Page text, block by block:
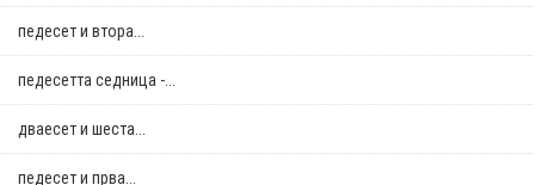
педесет и втора...
педесетта седница -...
дваесет и шеста...
педесет и прва...